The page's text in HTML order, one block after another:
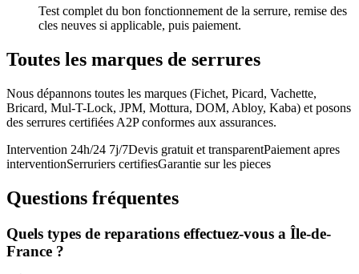
Test complet du bon fonctionnement de la serrure, remise des
cles neuves si applicable, puis paiement.
Toutes les marques de serrures
Nous dépannons toutes les marques (Fichet, Picard, Vachette,
Bricard, Mul-T-Lock, JPM, Mottura, DOM, Abloy, Kaba) et posons
des serrures certifiées A2P conformes aux assurances.
Intervention 24h/24 7j/7Devis gratuit et transparentPaiement apres
interventionSerruriers certifiesGarantie sur les pieces
Questions fréquentes
Quels types de reparations effectuez-vous a Île-de-
France ?